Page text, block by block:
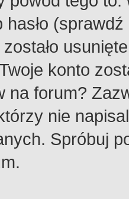
konto
na forum?
nie
Spróbuj